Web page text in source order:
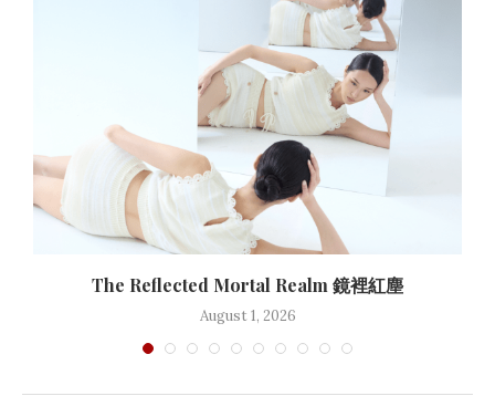
The Reflected Mortal Realm 鏡裡紅塵
August 1, 2026